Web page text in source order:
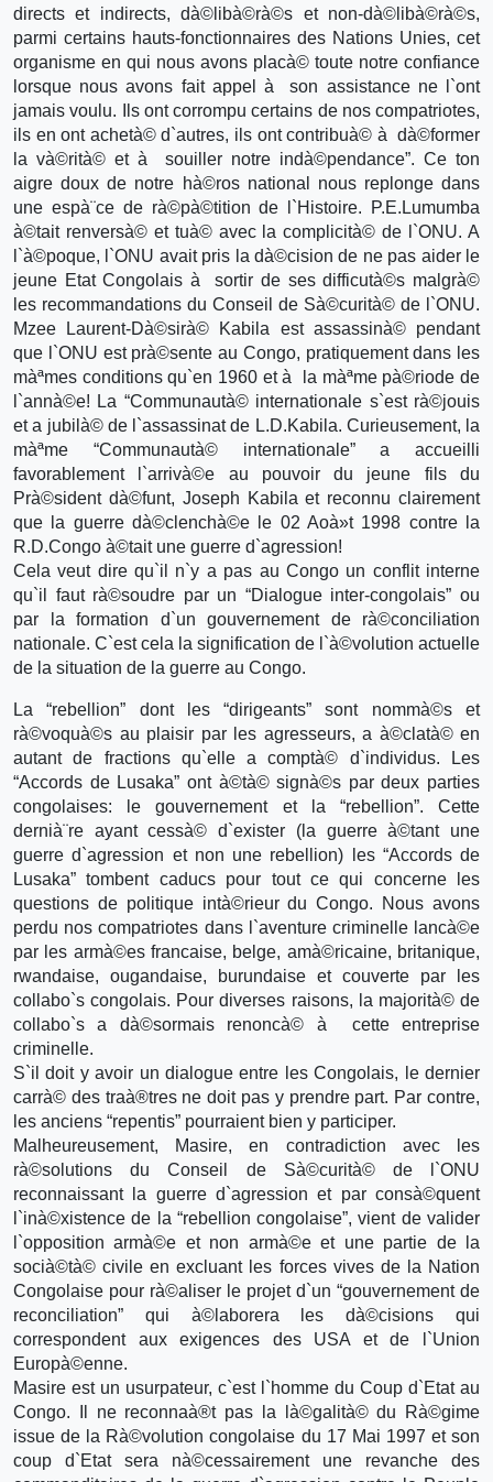
directs et indirects, dà©libà©rà©s et non-dà©libà©rà©s,
parmi certains hauts-fonctionnaires des Nations Unies, cet
organisme en qui nous avons placà© toute notre confiance
lorsque nous avons fait appel à son assistance ne l`ont
jamais voulu. Ils ont corrompu certains de nos compatriotes,
ils en ont achetà© d`autres, ils ont contribuà© à dà©former
la và©rità© et à souiller notre indà©pendance”. Ce ton
aigre doux de notre hà©ros national nous replonge dans
une espà¨ce de rà©pà©tition de l`Histoire. P.E.Lumumba
à©tait renversà© et tuà© avec la complicità© de l`ONU. A
l`à©poque, l`ONU avait pris la dà©cision de ne pas aider le
jeune Etat Congolais à sortir de ses difficutà©s malgrà©
les recommandations du Conseil de Sà©curità© de l`ONU.
Mzee Laurent-Dà©sirà© Kabila est assassinà© pendant
que l`ONU est prà©sente au Congo, pratiquement dans les
màªmes conditions qu`en 1960 et à la màªme pà©riode de
l`annà©e! La “Communautà© internationale s`est rà©jouis
et a jubilà© de l`assassinat de L.D.Kabila. Curieusement, la
màªme “Communautà© internationale” a accueilli
favorablement l`arrivà©e au pouvoir du jeune fils du
Prà©sident dà©funt, Joseph Kabila et reconnu clairement
que la guerre dà©clenchà©e le 02 Aoà»t 1998 contre la
R.D.Congo à©tait une guerre d`agression!
Cela veut dire qu`il n`y a pas au Congo un conflit interne
qu`il faut rà©soudre par un “Dialogue inter-congolais” ou
par la formation d`un gouvernement de rà©conciliation
nationale. C`est cela la signification de l`à©volution actuelle
de la situation de la guerre au Congo.
La “rebellion” dont les “dirigeants” sont nommà©s et
rà©voquà©s au plaisir par les agresseurs, a à©clatà© en
autant de fractions qu`elle a comptà© d`individus. Les
“Accords de Lusaka” ont à©tà© signà©s par deux parties
congolaises: le gouvernement et la “rebellion”. Cette
dernià¨re ayant cessà© d`exister (la guerre à©tant une
guerre d`agression et non une rebellion) les “Accords de
Lusaka” tombent caducs pour tout ce qui concerne les
questions de politique intà©rieur du Congo. Nous avons
perdu nos compatriotes dans l`aventure criminelle lancà©e
par les armà©es francaise, belge, amà©ricaine, britanique,
rwandaise, ougandaise, burundaise et couverte par les
collabo`s congolais. Pour diverses raisons, la majorità© de
collabo`s a dà©sormais renoncà© à cette entreprise
criminelle.
S`il doit y avoir un dialogue entre les Congolais, le dernier
carrà© des traà®tres ne doit pas y prendre part. Par contre,
les anciens “repentis” pourraient bien y participer.
Malheureusement, Masire, en contradiction avec les
rà©solutions du Conseil de Sà©curità© de l`ONU
reconnaissant la guerre d`agression et par consà©quent
l`inà©xistence de la “rebellion congolaise”, vient de valider
l`opposition armà©e et non armà©e et une partie de la
socià©tà© civile en excluant les forces vives de la Nation
Congolaise pour rà©aliser le projet d`un “gouvernement de
reconciliation” qui à©laborera les dà©cisions qui
correspondent aux exigences des USA et de l`Union
Europà©enne.
Masire est un usurpateur, c`est l`homme du Coup d`Etat au
Congo. Il ne reconnaà®t pas la là©galità© du Rà©gime
issue de la Rà©volution congolaise du 17 Mai 1997 et son
coup d`Etat sera nà©cessairement une revanche des